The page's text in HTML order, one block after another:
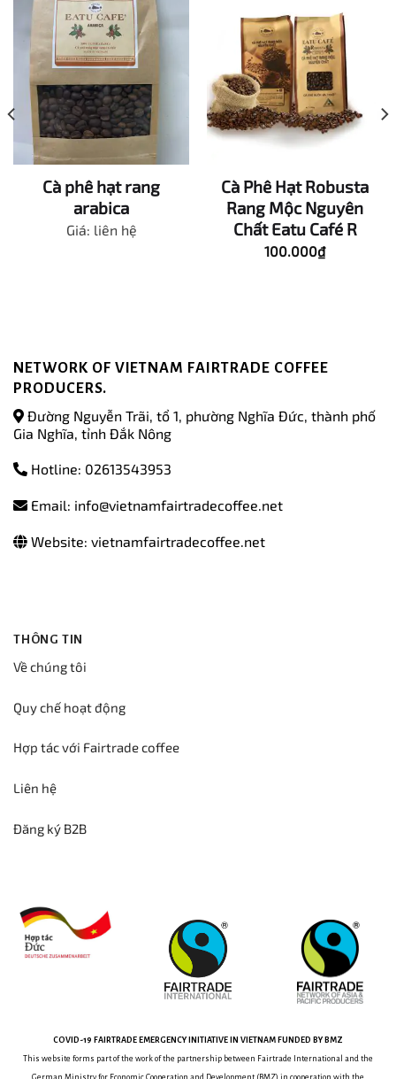
Cà phê hạt rang
arabica
Giá: liên hệ
Cà Phê Hạt Robusta
Rang Mộc Nguyên
Chất Eatu Café R
100.000₫
NETWORK OF VIETNAM FAIRTRADE COFFEE
PRODUCERS.
Đường Nguyễn Trãi, tổ 1, phường Nghĩa Đức, thành phố
Gia Nghĩa, tỉnh Đắk Nông
Hotline: 02613543953
Email: info@vietnamfairtradecoffee.net
Website: vietnamfairtradecoffee.net
THÔNG TIN
Về chúng tôi
Quy chế hoạt động
Hợp tác với Fairtrade coffee
Liên hệ
Đăng ký B2B
COVID-19 FAIRTRADE EMERGENCY INITIATIVE IN VIETNAM FUNDED BY BMZ
This website forms part of the work of the partnership between Fairtrade International and the